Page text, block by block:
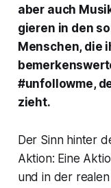
aber auch
gieren in den
Menschen, die
#unfollowme,
zieht.
Der Sinn hinter
Aktion: Eine
und in der